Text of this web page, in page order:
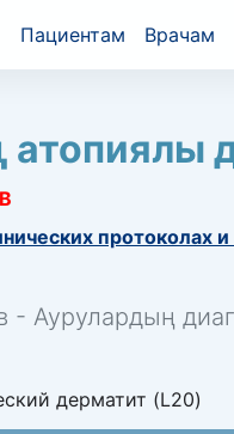
Пациентам Врачам
протоколах
- Аурулардың
дерматит (L20)